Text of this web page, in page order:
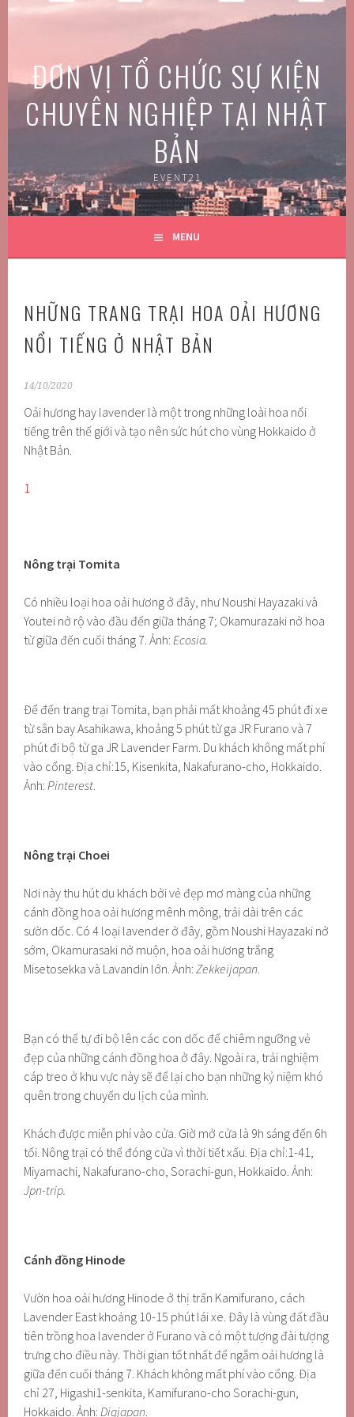
Skip
ĐƠN VỊ TỔ CHỨC SỰ KIỆN
CHUYÊN NGHIỆP TẠI NHẬT
BẢN
EVENT21
MENU
NHỮNG TRANG TRẠI HOA OẢI HƯƠNG
NỔI TIẾNG Ở NHẬT BẢN
14/10/2020
Oải hương hay lavender là một trong những loài hoa nổi
tiếng trên thế giới và tạo nên sức hút cho vùng Hokkaido ở
Nhật Bản.
1
Nông trại Tomita
Có nhiều loại hoa oải hương ở đây, như Noushi Hayazaki và
Youtei nở rộ vào đầu đến giữa tháng 7; Okamurazaki nở hoa
từ giữa đến cuối tháng 7. Ảnh:Ecosia.
Để đến trang trại Tomita, bạn phải mất khoảng 45 phút đi xe
từ sân bay Asahikawa, khoảng 5 phút từ ga JR Furano và 7
phút đi bộ từ ga JR Lavender Farm. Du khách không mất phí
vào cổng. Địa chỉ:15, Kisenkita, Nakafurano-cho, Hokkaido.
Ảnh:Pinterest.
Nông trại Choei
Nơi này thu hút du khách bởi vẻ đẹp mơ màng của những
cánh đồng hoa oải hương mênh mông, trải dài trên các
sườn dốc. Có 4 loại lavender ở đây, gồm Noushi Hayazaki nở
sớm, Okamurasaki nở muộn, hoa oải hương trắng
Misetosekka và Lavandin lớn. Ảnh:Zekkeijapan.
Bạn có thể tự đi bộ lên các con dốc để chiêm ngưỡng vẻ
đẹp của những cánh đồng hoa ở đây. Ngoài ra, trải nghiệm
cáp treo ở khu vực này sẽ để lại cho bạn những kỷ niệm khó
quên trong chuyến du lịch của mình.
Khách được miễn phí vào cửa. Giờ mở cửa là 9h sáng đến 6h
tối. Nông trại có thể đóng cửa vì thời tiết xấu. Địa chỉ:1-41,
Miyamachi, Nakafurano-cho, Sorachi-gun, Hokkaido. Ảnh:
Jpn-trip.
Cánh đồng Hinode
Vườn hoa oải hương Hinode ở thị trấn Kamifurano, cách
Lavender East khoảng 10-15 phút lái xe. Đây là vùng đất đầu
tiên trồng hoa lavender ở Furano và có một tượng đài tượng
trưng cho điều này. Thời gian tốt nhất để ngắm oải hương là
giữa đến cuối tháng 7. Khách không mất phí vào cổng. Địa
chỉ 27, Higashi1-senkita, Kamifurano-cho Sorachi-gun,
Hokkaido. Ảnh:Digjapan.